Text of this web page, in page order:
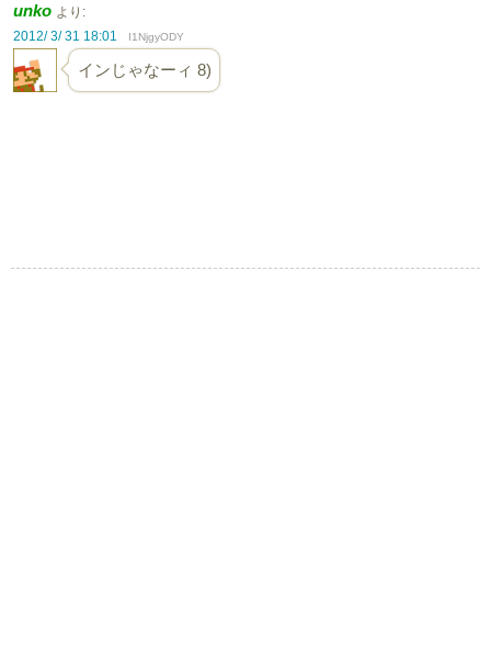
unko より:
2012/ 3/ 31 18:01
I1NjgyODY
インじゃなーィ 8)